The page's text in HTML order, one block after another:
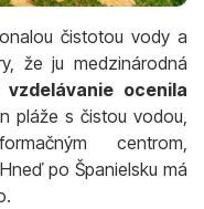
čistotou vody a
že ju medzinárodná
ocenila
pláže s čistou vodou,
centrom,
po Španielsku má